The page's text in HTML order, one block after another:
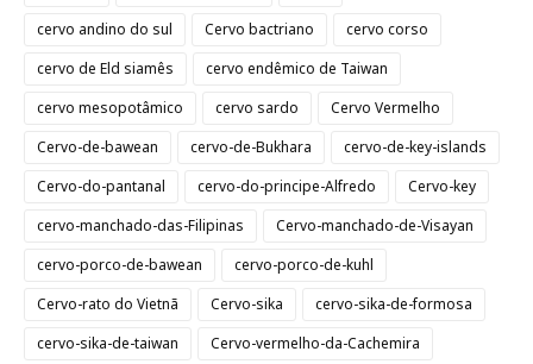
cervo andino do sul
Cervo bactriano
cervo corso
cervo de Eld siamês
cervo endêmico de Taiwan
cervo mesopotâmico
cervo sardo
Cervo Vermelho
Cervo-de-bawean
cervo-de-Bukhara
cervo-de-key-islands
Cervo-do-pantanal
cervo-do-principe-Alfredo
Cervo-key
cervo-manchado-das-Filipinas
Cervo-manchado-de-Visayan
cervo-porco-de-bawean
cervo-porco-de-kuhl
Cervo-rato do Vietnã
Cervo-sika
cervo-sika-de-formosa
cervo-sika-de-taiwan
Cervo-vermelho-da-Cachemira